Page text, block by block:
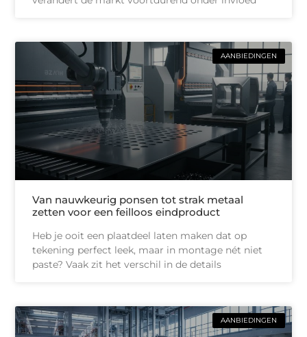
AANBIEDINGEN
Van nauwkeurig ponsen tot strak metaal
zetten voor een feilloos eindproduct
Heb je ooit een plaatdeel laten maken dat op
tekening perfect leek, maar in montage nét niet
paste? Vaak zit het verschil in de details
AANBIEDINGEN